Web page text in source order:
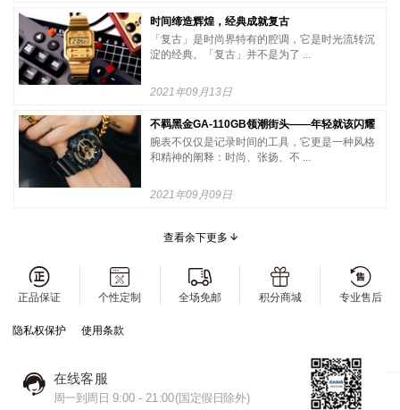
时间缔造辉煌，经典成就复古
「复古」是时尚界特有的腔调，它是时光流转沉
淀的经典。「复古」并不是为了 ...
2021年09月13日
不羁黑金GA-110GB领潮街头——年轻就该闪耀
腕表不仅仅是记录时间的工具，它更是一种风格
和精神的阐释：时尚、张扬、不 ...
2021年09月09日
查看余下更多
正品保证 个性定制 全场免邮 积分商城 专业售后
隐私权保护 使用条款
在线客服
周一到周日 9:00 - 21:00(国定假日除外)